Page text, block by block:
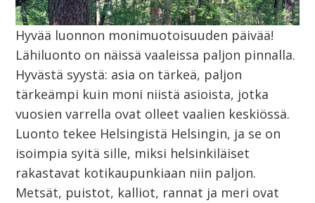
Hyvää luonnon monimuotoisuuden päivää!
Lähiluonto on näissä vaaleissa paljon pinnalla.
Hyvästä syystä: asia on tärkeä, paljon
tärkeämpi kuin moni niistä asioista, jotka
vuosien varrella ovat olleet vaalien keskiössä.
Luonto tekee Helsingistä Helsingin, ja se on
isoimpia syitä sille, miksi helsinkiläiset
rakastavat kotikaupunkiaan niin paljon.
Metsät, puistot, kalliot, rannat ja meri ovat